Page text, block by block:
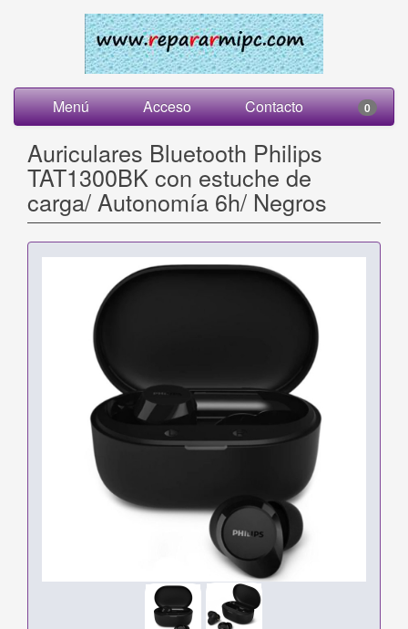
Menú Acceso Contacto 0
Auriculares Bluetooth Philips
TAT1300BK con estuche de
carga/ Autonomía 6h/ Negros